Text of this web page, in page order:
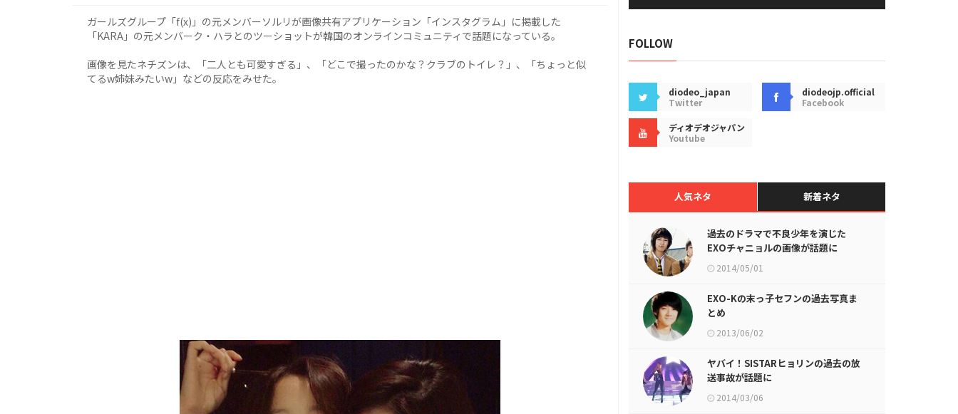
ガールズグループ「f(x)」の元メンバーソルリが画像共有アプリケーション「インスタグラム」に掲載した
「KARA」の元メンバーク・ハラとのツーショットが韓国のオンラインコミュニティで話題になっている。
画像を見たネチズンは、「二人とも可愛すぎる」、「どこで撮ったのかな？クラブのトイレ？」、「ちょっと似
てるw姉妹みたいw」などの反応をみせた。
FOLLOW
diodeo_japan
Twitter
diodeojp.official
Facebook
ディオデオジャパン
Youtube
人気ネタ 新着ネタ
過去のドラマで不良少年を演じた
EXOチャニョルの画像が話題に
2014/05/01
EXO-Kの末っ子セフンの過去写真ま
とめ
2013/06/02
ヤバイ！SISTARヒョリンの過去の放
送事故が話題に
2014/03/06